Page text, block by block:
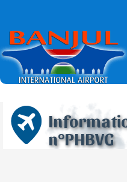
n°PHBVG